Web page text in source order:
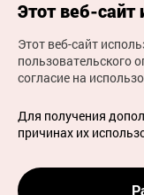
(с) Национальная
права защищены
Для извещения об
работой веб-
официальный
russian@knto.or.kr
Этот веб-сайт
Этот веб-сайт
пользовательского
согласие на
Для получения
причинах их